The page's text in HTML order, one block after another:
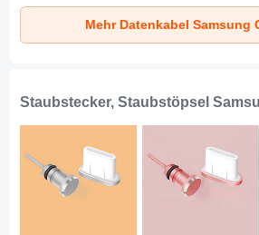
Dunkelgrau
für Samsung
Galaxy J3 Schwarz
Mehr Datenkabel Samsung
Staubstecker, Staubstöpsel